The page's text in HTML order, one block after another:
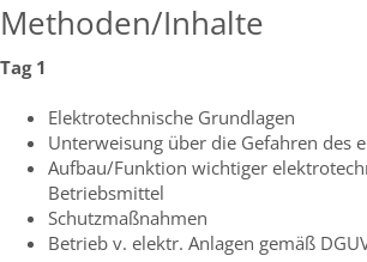
Methoden/Inhalte
Tag 1
Elektrotechnische Grundlagen
Unterweisung über die Gefahren des
Aufbau/Funktion wichtiger
Betriebsmittel
Schutzmaßnahmen
Betrieb v. elektr. Anlagen gemäß